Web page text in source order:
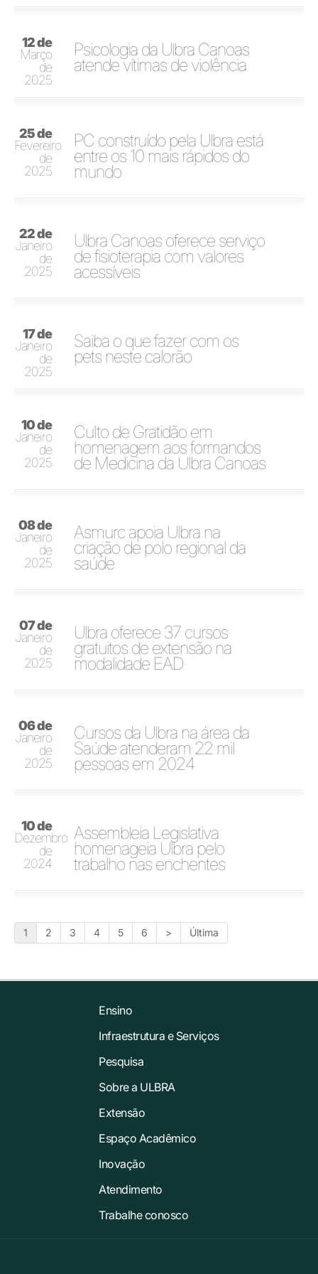
12 de
Março
de
2025
Psicologia da Ulbra Canoas
atende vítimas de violência
25 de
Fevereiro
de
2025
PC construído pela Ulbra está
entre os 10 mais rápidos do
mundo
22 de
Janeiro
de
2025
Ulbra Canoas oferece serviço
de fisioterapia com valores
acessíveis
17 de
Janeiro
de
2025
Saiba o que fazer com os
pets neste calorão
10 de
Janeiro
de
2025
Culto de Gratidão em
homenagem aos formandos
de Medicina da Ulbra Canoas
08 de
Janeiro
de
2025
Asmurc apoia Ulbra na
criação de polo regional da
saúde
07 de
Janeiro
de
2025
Ulbra oferece 37 cursos
gratuitos de extensão na
modalidade EAD
06 de
Janeiro
de
2025
Cursos da Ulbra na área da
Saúde atenderam 22 mil
pessoas em 2024
10 de
Dezembro
de
2024
Assembleia Legislativa
homenageia Ulbra pelo
trabalho nas enchentes
1 2 3 4 5 6 > Última
Ensino
Infraestrutura e Serviços
Pesquisa
Sobre a ULBRA
Extensão
Espaço Acadêmico
Inovação
Atendimento
Trabalhe conosco